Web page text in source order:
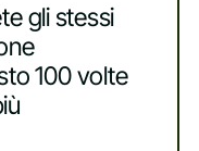
gli stessi
100 volte